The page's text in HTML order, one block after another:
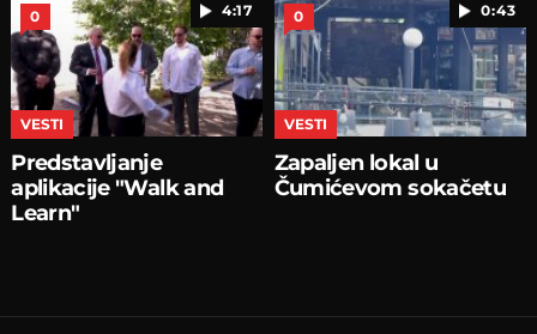
4:17
0
VESTI
Predstavljanje
aplikacije "Walk and
Learn"
0:43
0
VESTI
Zapaljen lokal u
Čumićevom sokačetu